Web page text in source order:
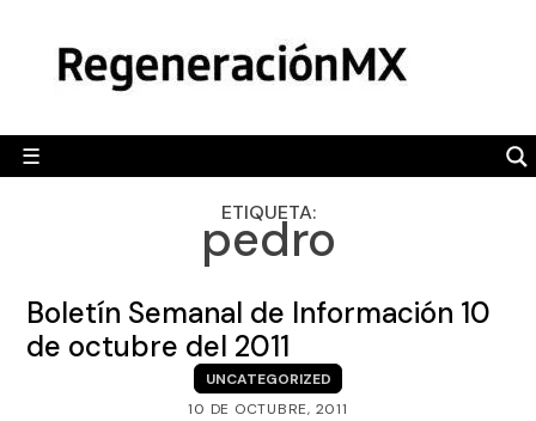
content
☰
POLÍTICA
CAMALEÓN
OPINIÓN
ENGLISH SECTION
VIDEOS
ETIQUETA:
pedro
Boletín Semanal de Información 10
de octubre del 2011
UNCATEGORIZED
10 DE OCTUBRE, 2011